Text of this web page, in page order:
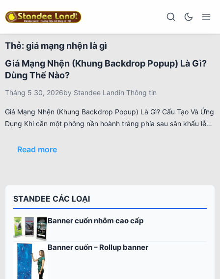
Thẻ: giá mạng nhện là gì
Giá Mạng Nhện (Khung Backdrop Popup) Là Gì?
Dùng Thế Nào?
Tháng 5 30, 2026by Standee Landin Thông tin
Giá Mạng Nhện (Khung Backdrop Popup) Là Gì? Cấu Tạo Và Ứng
Dụng Khi cần một phông nền hoành tráng phía sau sân khấu lễ…
Read more
STANDEE CÁC LOẠI
Banner cuốn nhôm cao cấp
Banner cuốn – Rollup banner